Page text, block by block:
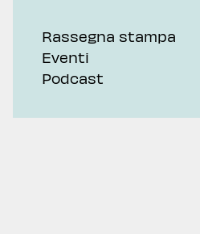
Rassegna stampa
Eventi
Podcast